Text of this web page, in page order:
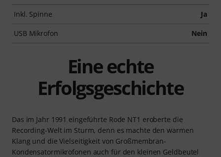
Inkl. Spinne Ja
USB Mikrofon Nein
Eine echte
Erfolgsgeschichte
Das im Jahr 1991 eingeführte Rode NT1 eroberte die
Recording-Welt im Sturm, denn es machte den warmen
Klang und die Vielseitigkeit von Großmembran-
Kondensatormikrofonen auch für den kleinen Geldbeutel